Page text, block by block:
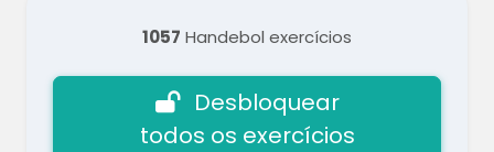
1057 Handebol exercícios
Desbloquear
todos os exercícios